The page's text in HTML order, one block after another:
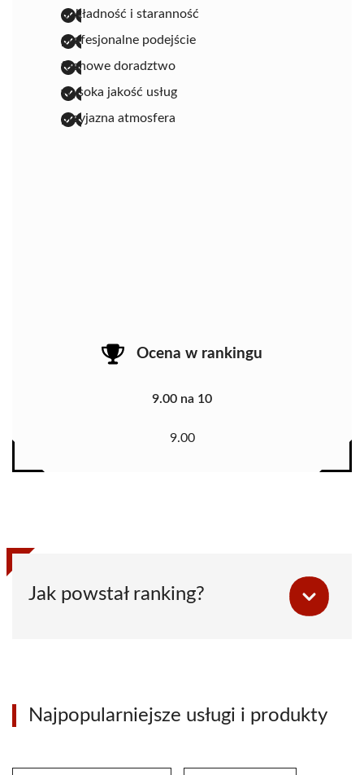
dokładność i staranność
profesjonalne podejście
fachowe doradztwo
wysoka jakość usług
przyjazna atmosfera
Ocena w rankingu
9.00 na 10
9.00
Jak powstał ranking?
Najpopularniejsze usługi i produkty